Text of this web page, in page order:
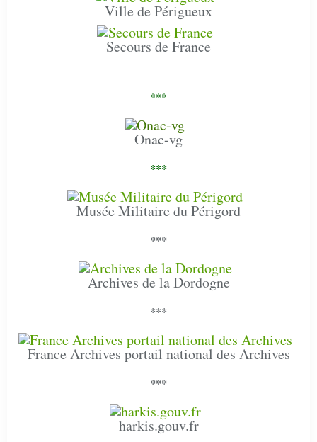
Ville de Périgueux
Secours de France
***
Onac-vg
***
Musée Militaire du Périgord
***
Archives de la Dordogne
***
France Archives portail national des Archives
***
harkis.gouv.fr